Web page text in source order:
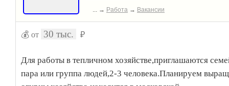
... → Работа → Вакансии
💰 от 30 тыс. ₽
Для работы в тепличном хозяйстве,приглашаются
пара или группа людей,2-3 человека.Планируем